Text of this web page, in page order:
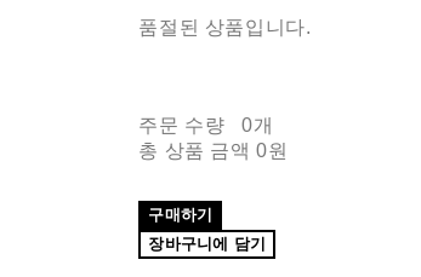
품절된 상품입니다.
주문 수량
0개
총 상품 금액 0원
구매하기
장바구니에 담기